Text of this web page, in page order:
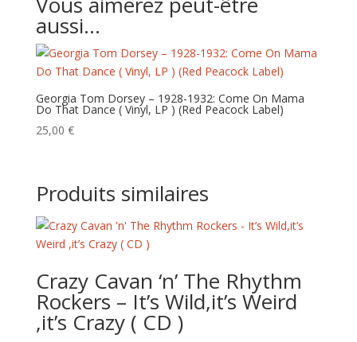
aussi…
Georgia Tom Dorsey – 1928-1932: Come On Mama
Do That Dance ( Vinyl, LP ) (Red Peacock Label)
25,00 €
Produits similaires
Crazy Cavan ‘n’ The Rhythm
Rockers – It’s Wild,it’s Weird
,it’s Crazy ( CD )